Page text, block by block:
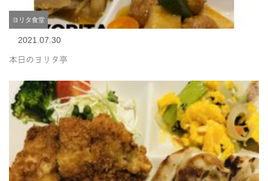
ヨリタ食堂
2021.07.30
本日のヨリタ亭